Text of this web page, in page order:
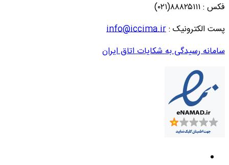
فکس : ۸۸۸۲۵۱۱۱(۰۲۱)
پست الکترونیک :info@iccima.ir
سامانه رسیدگی به شکایات اتاق ایران